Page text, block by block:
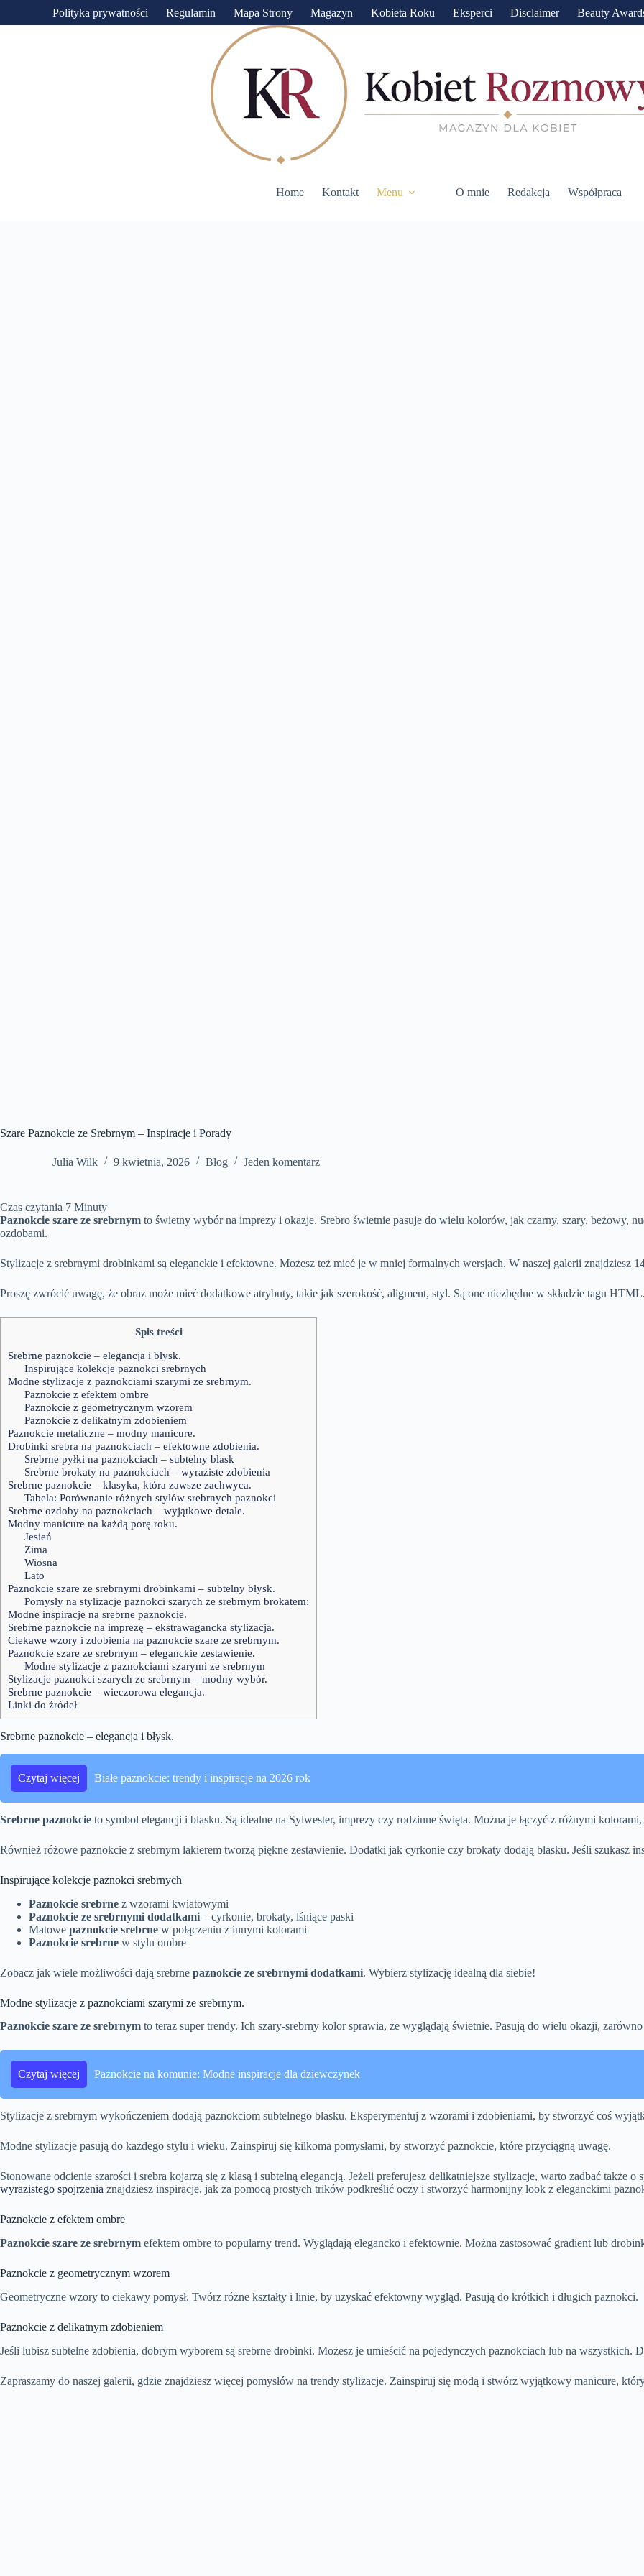
Polityka prywatności Regulamin Mapa Strony Magazyn Kobieta Roku Eksperci Disclaimer Beauty
Home Kontakt Menu O mnie Redakcja Współpraca
Szare Paznokcie ze Srebrnym – Inspiracje i Porady
Julia Wilk 9 kwietnia, 2026 Blog Jeden komentarz
Czas czytania 7 Minuty
Paznokcie szare ze srebrnym to świetny wybór na imprezy i okazje. Srebro świetnie pasuje do wielu kolorów, jak czarny, szary, beżowy,
ozdobami.
Stylizacje z srebrnymi drobinkami są eleganckie i efektowne. Możesz też mieć je w mniej formalnych wersjach. W naszej galerii znajdziesz
Proszę zwrócić uwagę, że obraz może mieć dodatkowe atrybuty, takie jak szerokość, aligment, styl. Są one niezbędne w składzie tagu
Spis treści
Srebrne paznokcie – elegancja i błysk.
Inspirujące kolekcje paznokci srebrnych
Modne stylizacje z paznokciami szarymi ze srebrnym.
Paznokcie z efektem ombre
Paznokcie z geometrycznym wzorem
Paznokcie z delikatnym zdobieniem
Paznokcie metaliczne – modny manicure.
Drobinki srebra na paznokciach – efektowne zdobienia.
Srebrne pyłki na paznokciach – subtelny blask
Srebrne brokaty na paznokciach – wyraziste zdobienia
Srebrne paznokcie – klasyka, która zawsze zachwyca.
Tabela: Porównanie różnych stylów srebrnych paznokci
Srebrne ozdoby na paznokciach – wyjątkowe detale.
Modny manicure na każdą porę roku.
Jesień
Zima
Wiosna
Lato
Paznokcie szare ze srebrnymi drobinkami – subtelny błysk.
Pomysły na stylizacje paznokci szarych ze srebrnym brokatem:
Modne inspiracje na srebrne paznokcie.
Srebrne paznokcie na imprezę – ekstrawagancka stylizacja.
Ciekawe wzory i zdobienia na paznokcie szare ze srebrnym.
Paznokcie szare ze srebrnym – eleganckie zestawienie.
Modne stylizacje z paznokciami szarymi ze srebrnym
Stylizacje paznokci szarych ze srebrnym – modny wybór.
Srebrne paznokcie – wieczorowa elegancja.
Linki do źródeł
Srebrne paznokcie – elegancja i błysk.
Czytaj więcej Białe paznokcie: trendy i inspiracje na 2026 rok
Srebrne paznokcie to symbol elegancji i blasku. Są idealne na Sylwester, imprezy czy rodzinne święta. Można je łączyć z różnymi
Również różowe paznokcie z srebrnym lakierem tworzą piękne zestawienie. Dodatki jak cyrkonie czy brokaty dodają blasku. Jeśli szukasz
Inspirujące kolekcje paznokci srebrnych
Paznokcie srebrne z wzorami kwiatowymi
Paznokcie ze srebrnymi dodatkami – cyrkonie, brokaty, lśniące paski
Matowe paznokcie srebrne w połączeniu z innymi kolorami
Paznokcie srebrne w stylu ombre
Zobacz jak wiele możliwości dają srebrne paznokcie ze srebrnymi dodatkami. Wybierz stylizację idealną dla siebie!
Modne stylizacje z paznokciami szarymi ze srebrnym.
Paznokcie szare ze srebrnym to teraz super trendy. Ich szary-srebrny kolor sprawia, że wyglądają świetnie. Pasują do wielu okazji,
Czytaj więcej Paznokcie na komunie: Modne inspiracje dla dziewczynek
Stylizacje z srebrnym wykończeniem dodają paznokciom subtelnego blasku. Eksperymentuj z wzorami i zdobieniami, by stworzyć coś
Modne stylizacje pasują do każdego stylu i wieku. Zainspiruj się kilkoma pomysłami, by stworzyć paznokcie, które przyciągną uwagę.
Stonowane odcienie szarości i srebra kojarzą się z klasą i subtelną elegancją. Jeżeli preferujesz delikatniejsze stylizacje, warto zadbać także
wyrazistego spojrzenia znajdziesz inspiracje, jak za pomocą prostych trików podkreślić oczy i stworzyć harmonijny look z eleganckimi
Paznokcie z efektem ombre
Paznokcie szare ze srebrnym efektem ombre to popularny trend. Wyglądają elegancko i efektownie. Można zastosować gradient lub
Paznokcie z geometrycznym wzorem
Geometryczne wzory to ciekawy pomysł. Twórz różne kształty i linie, by uzyskać efektowny wygląd. Pasują do krótkich i długich paznokci.
Paznokcie z delikatnym zdobieniem
Jeśli lubisz subtelne zdobienia, dobrym wyborem są srebrne drobinki. Możesz je umieścić na pojedynczych paznokciach lub na wszystkich.
Zapraszamy do naszej galerii, gdzie znajdziesz więcej pomysłów na trendy stylizacje. Zainspiruj się modą i stwórz wyjątkowy manicure,